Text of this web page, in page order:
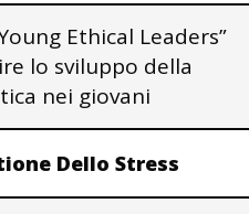
Ethical Leaders”
lo sviluppo della
nei giovani
Dello Stress